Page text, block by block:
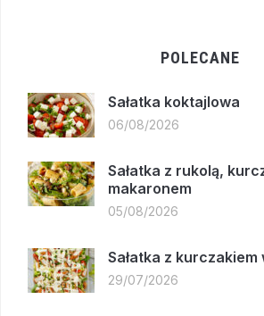
POLECANE
Sałatka koktajlowa
06/08/2026
Sałatka z rukolą,
makaronem
05/08/2026
Sałatka z
29/07/2026